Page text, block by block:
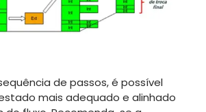
de passos, é possível
mais adequado e alinhado